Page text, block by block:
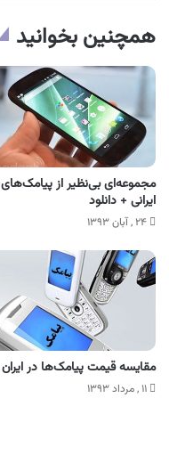
همچنین بخوانید
مجموعه‌ای بی‌نظیر از پیامک‌های
ایرانی + دانلود
۲۴ , آبان ۱۳۹۳
مقایسه قیمت پیامک‌ها در ایران
۱۱ , مرداد ۱۳۹۳